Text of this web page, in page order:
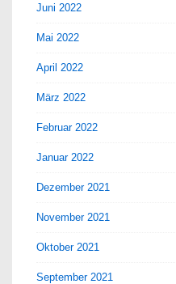
Juni 2022
Mai 2022
April 2022
März 2022
Februar 2022
Januar 2022
Dezember 2021
November 2021
Oktober 2021
September 2021